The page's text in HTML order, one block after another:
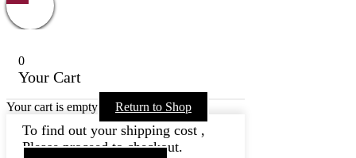
0
Your Cart
Your cart is empty Return to Shop
To find out your shipping cost ,
Please proceed to checkout.